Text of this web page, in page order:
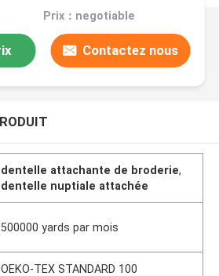
Prix：negotiable
Contactez nous
dentelle attachante de broderie,
dentelle nuptiale attachée
500000 yards par mois
OEKO-TEX STANDARD 100